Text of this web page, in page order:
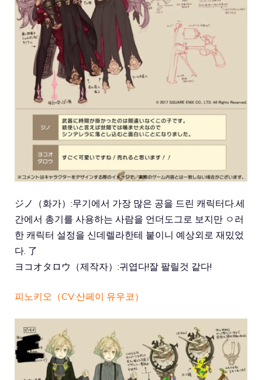
ジノ（화가）:무기에서 가장 많은 공을 드린 캐릭터다.세
간에서 총기를 사용하는 사람을 언더도그로 보지만 ㅇ러
한 캐릭터 설정을 신데렐라한테 붙이니 예상외로 재밌었
다. 了
ヨコオタロウ（제작자）:귀엽다!잘 팔릴것 같다!
피노키오（CV:산페이 유우코）